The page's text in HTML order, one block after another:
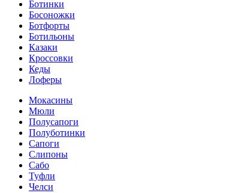
Ботинки
Босоножки
Ботфорты
Ботильоны
Казаки
Кроссовки
Кеды
Лоферы
Мокасины
Мюли
Полусапоги
Полуботинки
Сапоги
Слипоны
Сабо
Туфли
Челси